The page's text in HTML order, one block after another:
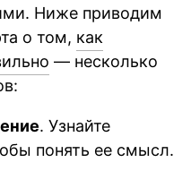
Ниже приводим
о том, как
— несколько
. Узнайте
понять ее смысл.